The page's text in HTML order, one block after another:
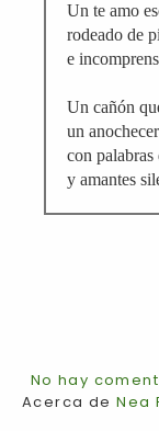
Un te amo
rodeado de
e
Un cañón
un
con palabras
y amantes
No hay
Acerca deNea